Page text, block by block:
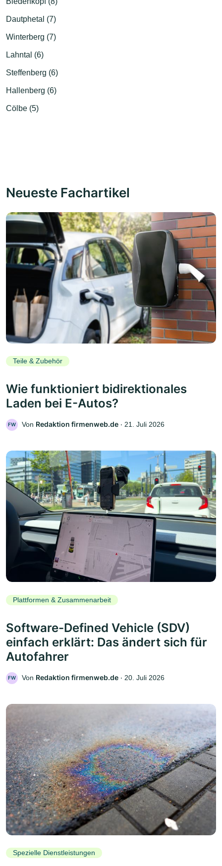
Dautphetal (7)
Winterberg (7)
Lahntal (6)
Steffenberg (6)
Hallenberg (6)
Cölbe (5)
Neueste Fachartikel
Teile & Zubehör
Wie funktioniert bidirektionales
Laden bei E-Autos?
FW Von Redaktion firmenweb.de ‧ 21. Juli 2026
Plattformen & Zusammenarbeit
Software-Defined Vehicle (SDV)
einfach erklärt: Das ändert sich für
Autofahrer
FW Von Redaktion firmenweb.de ‧ 20. Juli 2026
Spezielle Dienstleistungen